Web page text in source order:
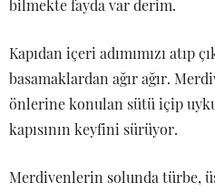
bilmekte fayda var derim.
Kapıdan içeri adımımızı atıp
basamaklardan ağır ağır.
önlerine konulan sütü içip
kapısının keyfini sürüyor.
Merdivenlerin solunda türbe,